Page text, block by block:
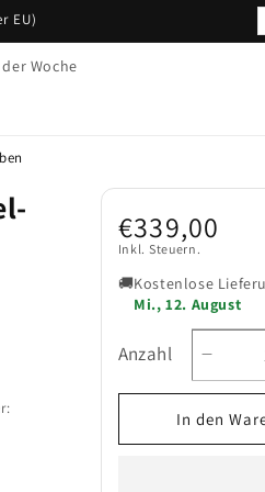
EU)
Woche
Normaler
Preis
€339,00
Inkl. Steuern.
🚚Kostenlose
Mi., 12. August
Anzahl
Anzahl
die
Menge
für
In den